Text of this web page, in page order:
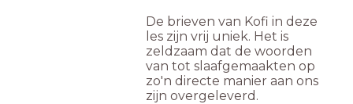
De brieven van Kofi in deze
les zijn vrij uniek. Het is
zeldzaam dat de woorden
van tot slaafgemaakten op
zo'n directe manier aan ons
zijn overgeleverd.